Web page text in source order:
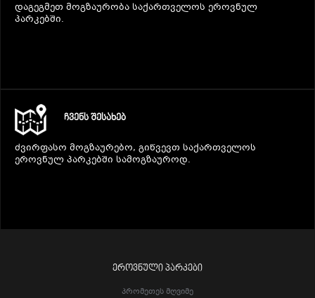
დაგეგმეთ მოგზაურობა საქართველოს ეროვნულ
პარკებში.
ᲩᲕᲔᲜᲡ ᲨᲔᲡᲐᲮᲔᲑ
ძვირფასო მოგზაურებო, გიწვევთ საქართველოს
ეროვნულ პარკებში სამოგზაუროდ.
ᲔᲠᲝᲕᲜᲣᲚᲘ ᲞᲐᲠᲙᲔᲑᲘ
Პრომეთეს Მღვიმე